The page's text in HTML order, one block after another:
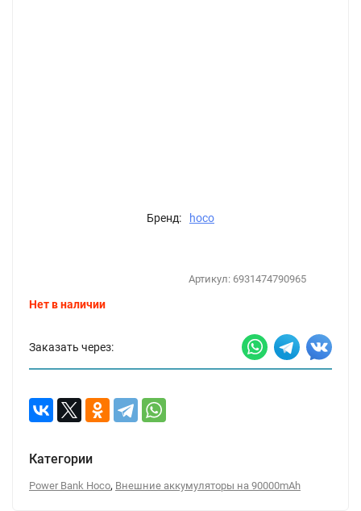
Бренд: hoco
Артикул: 6931474790965
Нет в наличии
Заказать через:
Категории
Power Bank Hoco, Внешние аккумуляторы на 90000mAh